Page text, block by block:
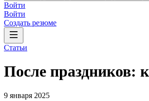
Войти
Войти
Создать резюме
Статьи
После праздников:
9 января 2025